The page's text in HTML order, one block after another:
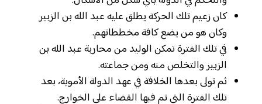
كان زعيم تلك الحركة يطلق عليه عبد الله بن الزبير
وكان هو من يضع كافة مخططاتهم.
في تلك الفترة تمكن الوليد من محاربة عبد الله بن
الزبير والتخلص منه ومن جماعته.
ثم تولى بعدها الخلافة في عهد الدولة الأموية، بعد
تلك الفترة التي تم فيها القضاء على الخوارج.